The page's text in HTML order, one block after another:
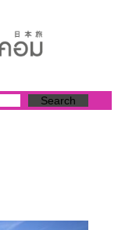
Search